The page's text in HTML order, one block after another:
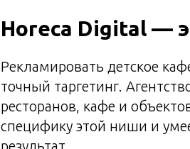
Horeca Digital —
Рекламировать детское
точный таргетинг.
ресторанов, кафе и
специфику этой ниши и
результат.